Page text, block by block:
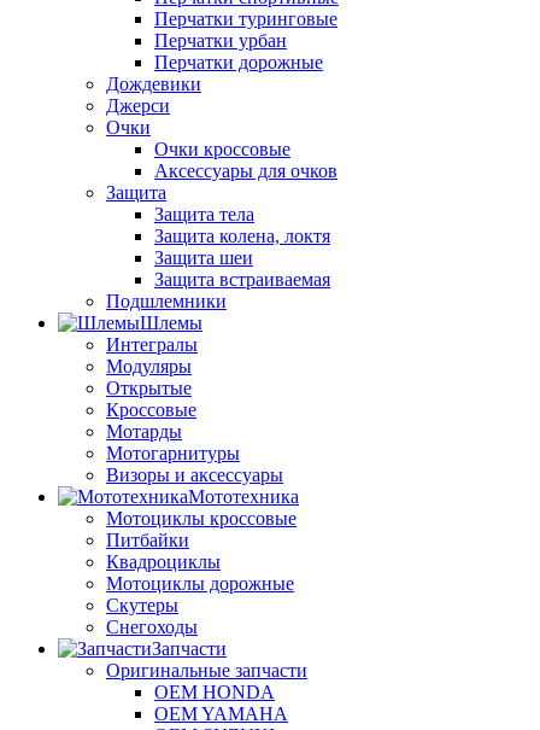
Перчатки туринговые
Перчатки урбан
Перчатки дорожные
Дождевики
Джерси
Очки
Очки кроссовые
Аксессуары для очков
Защита
Защита тела
Защита колена, локтя
Защита шеи
Защита встраиваемая
Подшлемники
Шлемы
Интегралы
Модуляры
Открытые
Кроссовые
Мотарды
Мотогарнитуры
Визоры и аксессуары
Мототехника
Мотоциклы кроссовые
Питбайки
Квадроциклы
Мотоциклы дорожные
Скутеры
Снегоходы
Запчасти
Оригинальные запчасти
OEM HONDA
OEM YAMAHA